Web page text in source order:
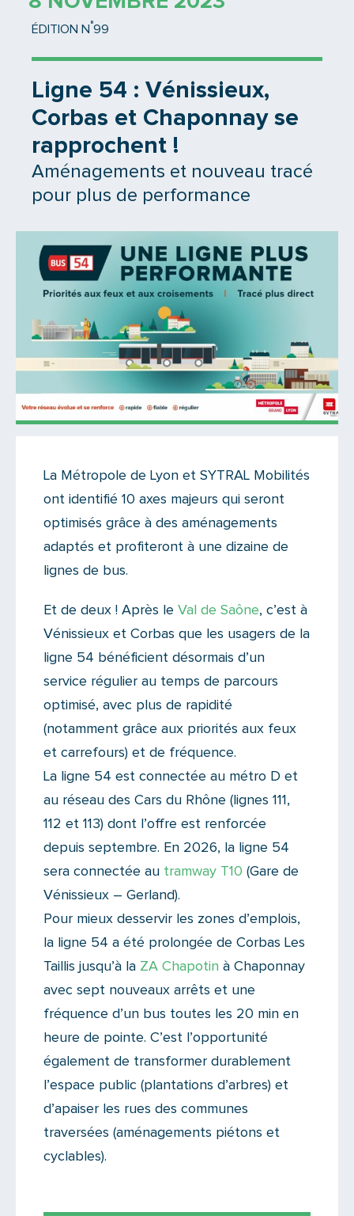
ÉDITION N °99
Ligne 54 : Vénissieux,
Corbas et Chaponnay se
rapprochent !
Aménagements et nouveau tracé
pour plus de performance
Il n'y a aucun commentaire...
Ajoutez le vôtre
La Métropole de Lyon et SYTRAL Mobilités
ont identifié 10 axes majeurs qui seront
optimisés grâce à des aménagements
adaptés et profiteront à une dizaine de
lignes de bus.
Et de deux ! Après le Val de Saône, c’est à
Vénissieux et Corbas que les usagers de la
ligne 54 bénéficient désormais d’un
service régulier au temps de parcours
optimisé, avec plus de rapidité
(notamment grâce aux priorités aux feux
et carrefours) et de fréquence.
La ligne 54 est connectée au métro D et
au réseau des Cars du Rhône (lignes 111,
112 et 113) dont l’offre est renforcée
depuis septembre. En 2026, la ligne 54
sera connectée au tramway T10 (Gare de
Vénissieux – Gerland).
Pour mieux desservir les zones d’emplois,
la ligne 54 a été prolongée de Corbas Les
Taillis jusqu’à la ZA Chapotin à Chaponnay
avec sept nouveaux arrêts et une
fréquence d’un bus toutes les 20 min en
heure de pointe. C’est l’opportunité
également de transformer durablement
l’espace public (plantations d’arbres) et
d’apaiser les rues des communes
traversées (aménagements piétons et
cyclables).